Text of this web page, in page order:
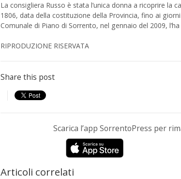
La consigliera Russo è stata l’unica donna a ricoprire la
1806, data della costituzione della Provincia, fino ai
Comunale di Piano di Sorrento, nel gennaio del 2009,
RIPRODUZIONE RISERVATA
Share this post
Scarica l’app SorrentoPress per
Articoli correlati